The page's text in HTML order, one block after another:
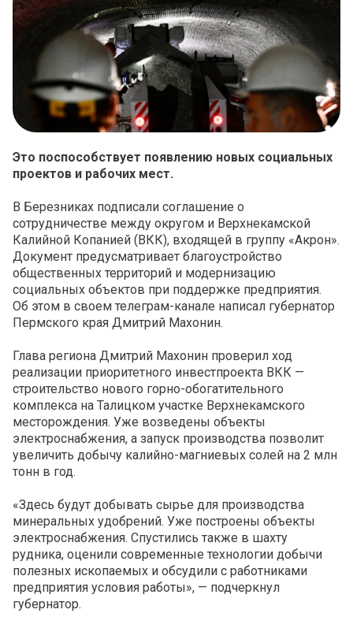
Это поспособствует появлению новых социальных
проектов и рабочих мест.
В Березниках подписали соглашение о
сотрудничестве между округом и Верхнекамской
Калийной Копанией (ВКК), входящей в группу «Акрон».
Документ предусматривает благоустройство
общественных территорий и модернизацию
социальных объектов при поддержке предприятия.
Об этом в своем телеграм-канале написал губернатор
Пермского края Дмитрий Махонин.
Глава региона Дмитрий Махонин проверил ход
реализации приоритетного инвестпроекта ВКК —
строительство нового горно-обогатительного
комплекса на Талицком участке Верхнекамского
месторождения. Уже возведены объекты
электроснабжения, а запуск производства позволит
увеличить добычу калийно-магниевых солей на 2 млн
тонн в год.
«Здесь будут добывать сырье для производства
минеральных удобрений. Уже построены объекты
электроснабжения. Спустились также в шахту
рудника, оценили современные технологии добычи
полезных ископаемых и обсудили с работниками
предприятия условия работы», — подчеркнул
губернатор.